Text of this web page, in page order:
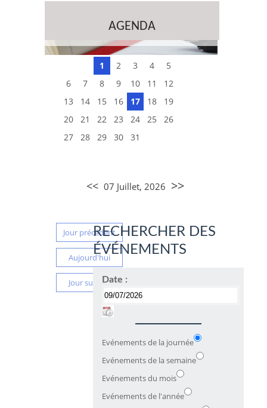
AGENDA
1 2 3 4
5
6
7 8 9 10 11
12
13
14 15 16 17 18
19
20
21 22 23 24 25
26
27
28 29 30 31
<< 07 Juillet, 2026 >>
Jour précédent
Aujourd'hui
Jour suivant
RECHERCHER DES
ÉVÉNEMENTS
Date :
Evénements de la journée
Evénements de la semaine
Evénements du mois
Evénements de l'année